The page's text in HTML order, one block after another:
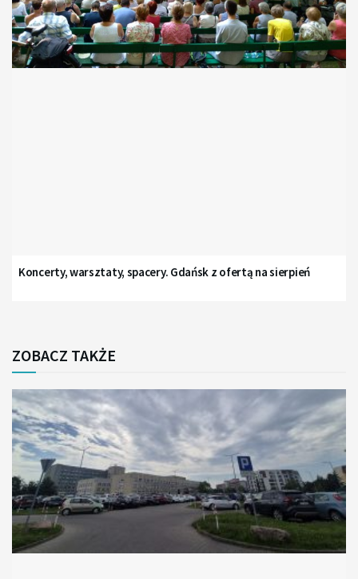
Koncerty, warsztaty, spacery. Gdańsk z ofertą na sierpień
ZOBACZ TAKŻE